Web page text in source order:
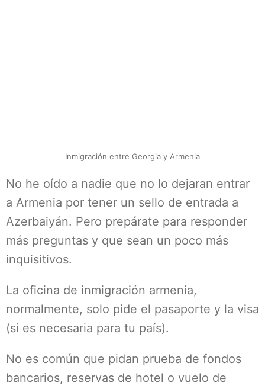
Inmigración entre Georgia y Armenia
No he oído a nadie que no lo dejaran entrar
a Armenia por tener un sello de entrada a
Azerbaiyán. Pero prepárate para responder
más preguntas y que sean un poco más
inquisitivos.
La oficina de inmigración armenia,
normalmente, solo pide el pasaporte y la visa
(si es necesaria para tu país).
No es común que pidan prueba de fondos
bancarios, reservas de hotel o vuelo de